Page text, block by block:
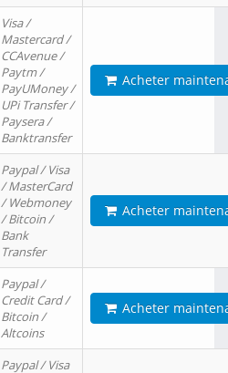
Visa /
Mastercard /
CCAvenue /
Paytm /
PayUMoney /
UPi Transfer /
Paysera /
Banktransfer
Acheter
Paypal / Visa
/ MasterCard
/ Webmoney
/ Bitcoin /
Bank
Transfer
Acheter
Paypal /
Credit Card /
Bitcoin /
Altcoins
Acheter
Paypal / Visa